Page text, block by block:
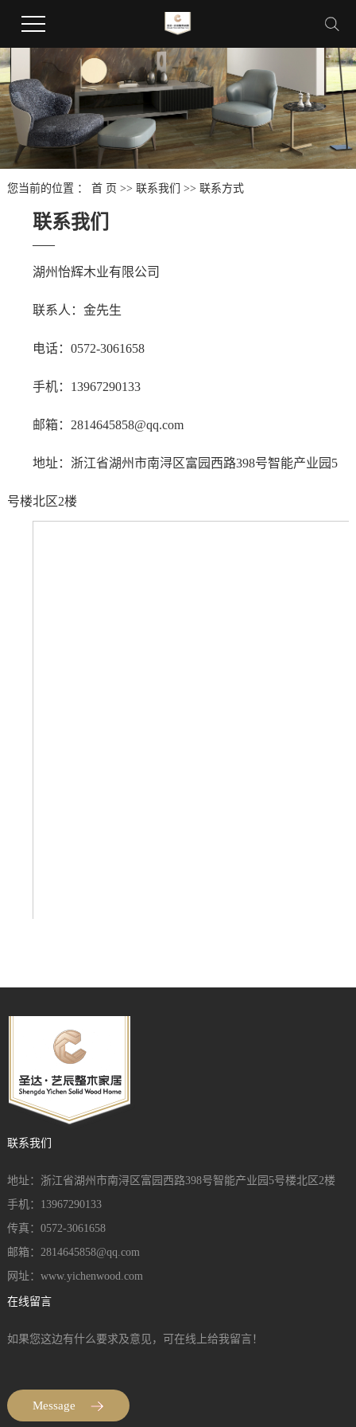
您当前的位置 ： 首 页 >> 联系我们 >> 联系方式
联系我们
——
湖州怡辉木业有限公司
联系人：金先生
电话：0572-3061658
手机：13967290133
邮箱：2814645858@qq.com
地址：浙江省湖州市南浔区富园西路398号智能产业园5
号楼北区2楼
联系我们
地址：浙江省湖州市南浔区富园西路398号智能产业园5号楼北区2楼
手机：13967290133
传真：0572-3061658
邮箱：2814645858@qq.com
网址：www.yichenwood.com
在线留言
如果您这边有什么要求及意见，可在线上给我留言！
Message